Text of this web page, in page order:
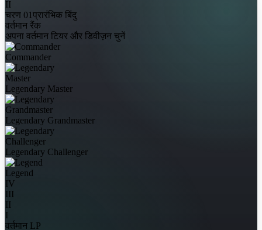
II
चरण 01प्रारंभिक बिंदु
वर्तमान रैंक
अपना वर्तमान टियर और डिवीज़न चुनें
Commander
Legendary Master
Legendary Grandmaster
Legendary Challenger
Legend
IV
III
II
I
वर्तमान LP